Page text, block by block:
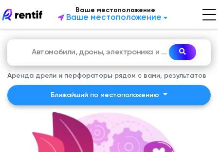
Ваше местоположение
Ваше местоположение
Аренда дрели и перфораторы рядом с вами, результатов
Ближайший по местоположению